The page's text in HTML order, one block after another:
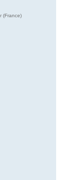
(France)